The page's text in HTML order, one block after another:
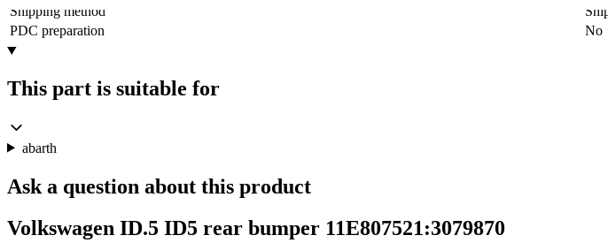
Shipping method
PDC preparation
No
This part is suitable for
abarth
Ask a question about this product
Volkswagen ID.5 ID5 rear bumper 11E807521:3079870